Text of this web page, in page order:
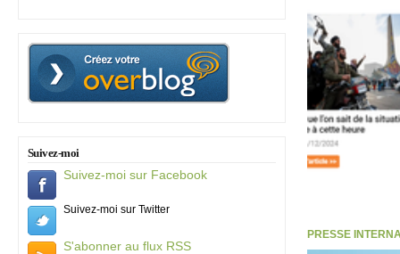
Suivez-moi
Suivez-moi sur Facebook
Suivez-moi sur Twitter
S'abonner au flux RSS
PRESSE